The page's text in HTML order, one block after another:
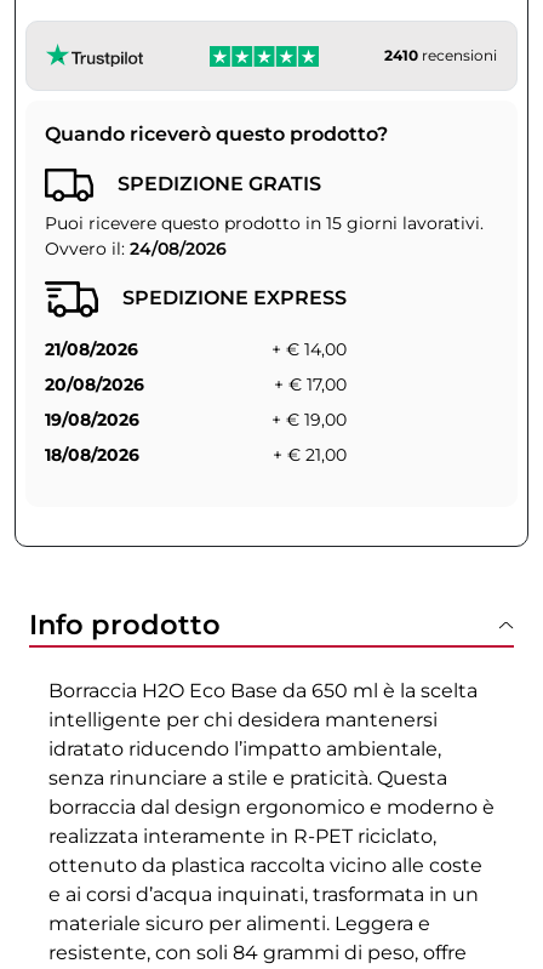
2410 recensioni
Quando riceverò questo prodotto?
SPEDIZIONE GRATIS
Puoi ricevere questo prodotto in 15 giorni lavorativi.
Ovvero il: 24/08/2026
SPEDIZIONE EXPRESS
21/08/2026
+ € 14,00
20/08/2026
+ € 17,00
19/08/2026
+ € 19,00
18/08/2026
+ € 21,00
Info prodotto
Borraccia H2O Eco Base da 650 ml è la scelta
intelligente per chi desidera mantenersi
idratato riducendo l’impatto ambientale,
senza rinunciare a stile e praticità. Questa
borraccia dal design ergonomico e moderno è
realizzata interamente in R-PET riciclato,
ottenuto da plastica raccolta vicino alle coste
e ai corsi d’acqua inquinati, trasformata in un
materiale sicuro per alimenti. Leggera e
resistente, con soli 84 grammi di peso, offre